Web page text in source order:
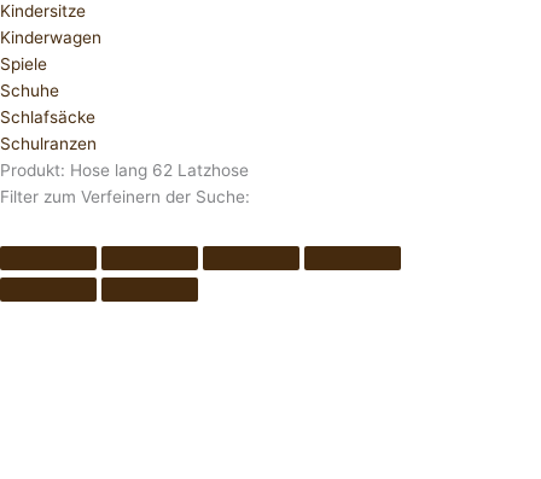
Kindersitze
Kinderwagen
Spiele
Schuhe
Schlafsäcke
Schulranzen
Produkt: Hose lang 62 Latzhose
Filter zum Verfeinern der Suche: